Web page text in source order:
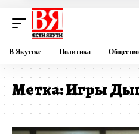
В Якутске Политика Общество
Метка:Игры